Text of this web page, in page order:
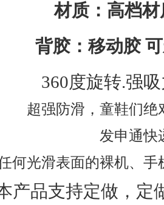
材质：高档材
背胶：移动胶
360度旋转.强
超强防滑，童鞋们绝
发申通快
何光滑表面的裸机、手
产品支持定做，定